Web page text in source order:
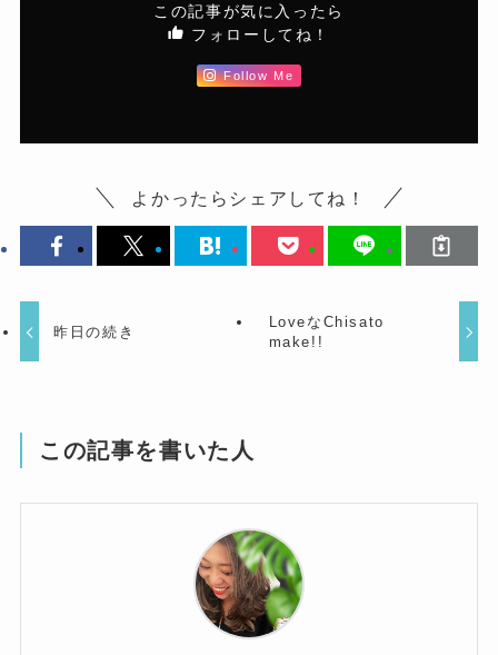
この記事が気に入ったら
フォローしてね！
Follow Me
よかったらシェアしてね！
昨日の続き
LoveなChisato
make!!
この記事を書いた人